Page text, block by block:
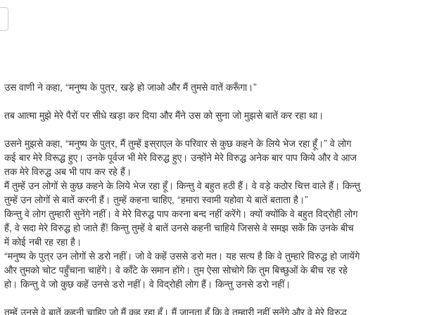
उस वाणी ने कहा, “मनुष्य के पुत्र, खड़े हो जाओ और मैं तुमसे वातें करूँगा।”
तब आत्मा मुझे मेरे पैरों पर सीधे खड़ा कर दिया और मैंने उस को सुना जो मुझसे बातें कर रहा था।
उसने मुझसे कहा, “मनुष्य के पुत्र, मैं तुम्हें इस्राएल के परिवार से कुछ कहने के लिये भेज रहा हूँ।” वे लोग
कई बार मेरे विरूद्ध हुए। उनके पूर्वज भी मेरे विरुद्ध हुए। उन्होंने मेरे विरुद्ध अनेक बार पाप किये और वे आज
तक मेरे विरुद्ध अब भी पाप कर रहे हैं।
मैं तुम्हें उन लोगों से कुछ कहने के लिये भेज रहा हूँ। किन्तु वे बहुत हठी हैं। वे वड़े कठोर चित्त वाले हैं। किन्तु
तुम्हें उन लोगों से बातें करनी हैं। तुम्हें कहना चाहिए, “हमारा स्वामी यहोवा ये बातें बताता है।”
किन्तु वे लोग तुम्हारी सुनेंगे नहीं। वे मेरे विरुद्ध पाप करना बन्द नहीं करेंगे। क्यों क्योंकि वे बहुत विद्रोही लोग
हैं, वे सदा मेरे विरुद्ध हो जाते हैं! किन्तु तुम्हें वे बातें उनसे कहनी चाहिये जिससे वे समझ सकें कि उनके बीच
में कोई नबी रह रहा है।
“मनुष्य के पुत्र उन लोगों से डरो नहीं। जो वे कहें उससे डरो मत। यह सत्य है कि वे तुम्हारे विरुद्ध हो जायेंगे
और तुमको चोट पहुँचाना चाहेंगे। वे काँटे के समान होंगे। तुम ऐसा सोचोगे कि तुम बिच्छुओं के बीच रह रहे
हो। किन्तु वे जो कुछ कहें उनसे डरो नहीं। वे विद्रोही लोग हैं। किन्तु उनसे डरो नहीं।
तुम्हें उनसे वे बातें कहनी चाहिए जो मैं कह रहा हूँ। मैं जानता हूँ कि वे तुम्हारी नहीं सुनेंगे और वे मेरे विरुद्ध